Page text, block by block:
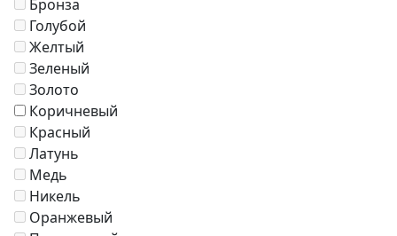
Зонты
Журнальные столики
Диваны
Аксессуары
Бронза
Голубой
Желтый
Зеленый
Золото
Коричневый
Красный
Латунь
Медь
Никель
Оранжевый